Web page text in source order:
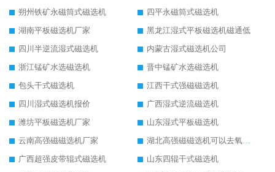
朔州铁矿永磁筒式磁选机
四平永磁筒式磁选机
湖南平板磁选机厂家
黑龙江湿式平板磁选机磁通低
四川半逆流湿式磁选机
内蒙古湿式磁选机公司
浙江锰矿水选磁选机
晋中锰矿水选磁选机
包头干式磁选机
江西干式强磁磁选机
四川湿式磁选机报价
广西湿式逆流磁选机
潍坊平板磁选机厂家
山东湿式平板磁选机
云南高强磁磁选机厂家
湖北高强磁磁选机可以去氧化铝
广西超强皮带辊式磁选机
山东四辊干式磁选机